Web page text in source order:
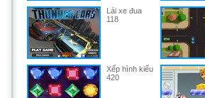
Lái xe đua
118
Xếp hình kiểu
420